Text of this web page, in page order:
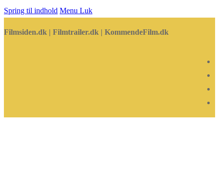
Spring til indhold Menu Luk
Filmsiden.dk | Filmtrailer.dk | KommendeFilm.dk